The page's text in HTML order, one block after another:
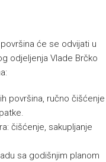
će se odvijati u
odjeljenja Vlade Brčko
površina, ručno čišćenje
čišćenje, sakupljanje
sa godišnjim planom